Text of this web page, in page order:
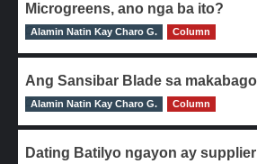
Microgreens, ano nga ba ito?
0
Alamin Natin Kay Charo G. Column
Ang Sansibar Blade sa
0
Alamin Natin Kay Charo G. Column
Dating Batilyo ngayon ay